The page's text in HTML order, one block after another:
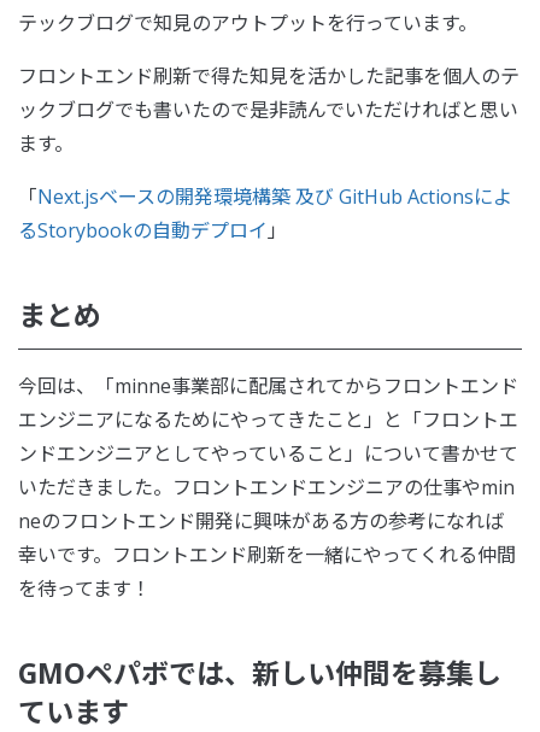
テックブログで知見のアウトプットを行っています。
フロントエンド刷新で得た知見を活かした記事を個人のテ
ックブログでも書いたので是非読んでいただければと思い
ます。
「Next.jsベースの開発環境構築 及び GitHub Actionsによ
るStorybookの自動デプロイ 」
まとめ
今回は、「minne事業部に配属されてからフロントエンド
エンジニアになるためにやってきたこと」と「フロントエ
ンドエンジニアとしてやっていること」について書かせて
いただきました。フロントエンドエンジニアの仕事やmin
neのフロントエンド開発に興味がある方の参考になれば
幸いです。フロントエンド刷新を一緒にやってくれる仲間
を待ってます！
GMOペパボでは、新しい仲間を募集し
ています